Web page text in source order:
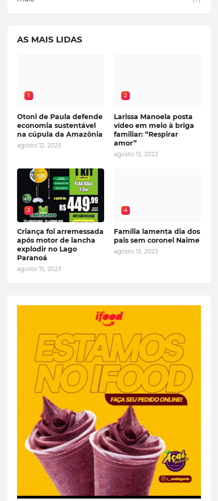
AS MAIS LIDAS
1
Otoni de Paula defende
economia sustentável
na cúpula da Amazônia
agosto 12, 2023
2
Larissa Manoela posta
vídeo em meio à briga
familiar: “Respirar
amor”
agosto 13, 2023
3
Criança foi arremessada
após motor de lancha
explodir no Lago
Paranoá
agosto 15, 2023
4
Família lamenta dia dos
pais sem coronel Naime
agosto 13, 2023